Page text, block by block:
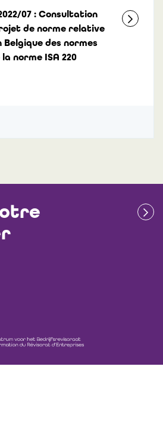
07 : Consultation
de norme relative
Belgique des normes
norme ISA 220